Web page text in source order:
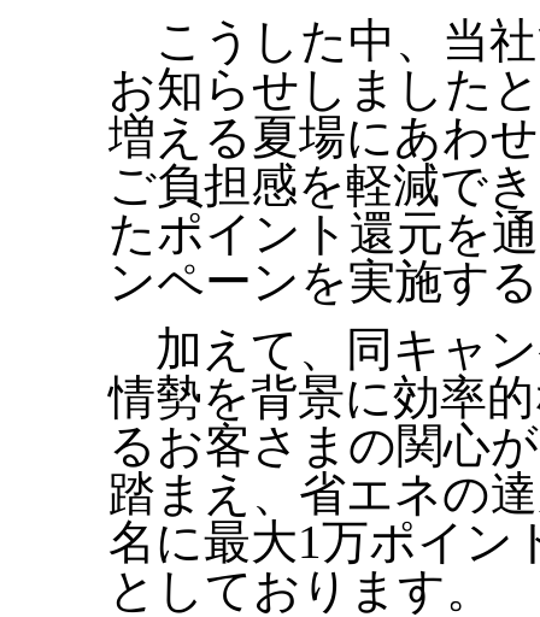
こうした中、当
お知らせしました
増える夏場にあわ
ご負担感を軽減で
たポイント還元を
ンペーンを実施す
加えて、同キャ
情勢を背景に効率
るお客さまの関心
踏まえ、省エネの
名に最大1万ポイン
としております。